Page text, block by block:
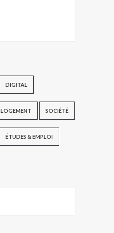
DIGITAL
LOGEMENT SOCIÉTÉ
ÉTUDES & EMPLOI